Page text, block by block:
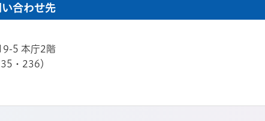
合わせ先
5 本庁2階
・236）